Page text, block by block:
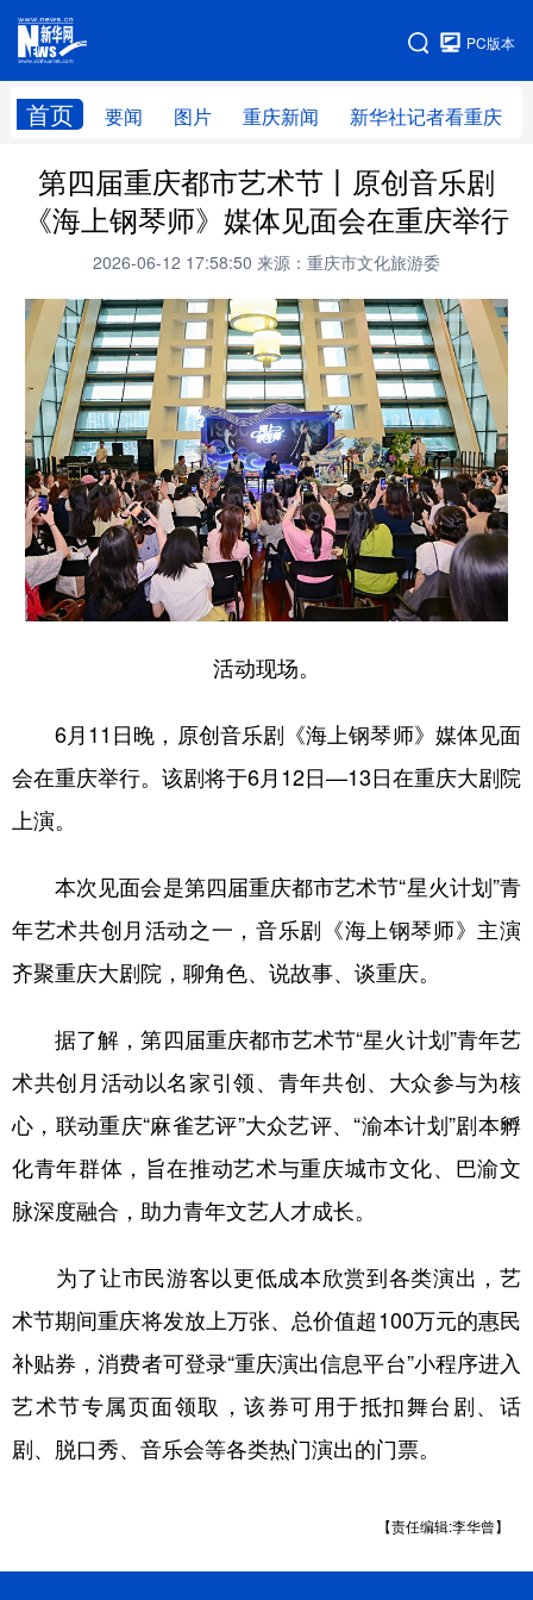
PC版本
首页 要闻 图片 重庆新闻 新华社记者看重庆
网站地图
第四届重庆都市艺术节丨原创音乐剧
《海上钢琴师》媒体见面会在重庆举行
2026-06-12 17:58:50 来源：重庆市文化旅游委
活动现场。
6月11日晚，原创音乐剧《海上钢琴师》媒体见面
会在重庆举行。该剧将于6月12日—13日在重庆大剧院
上演。
本次见面会是第四届重庆都市艺术节“星火计划”青
年艺术共创月活动之一，音乐剧《海上钢琴师》主演
齐聚重庆大剧院，聊角色、说故事、谈重庆。
据了解，第四届重庆都市艺术节“星火计划”青年艺
术共创月活动以名家引领、青年共创、大众参与为核
心，联动重庆“麻雀艺评”大众艺评、“渝本计划”剧本孵
化青年群体，旨在推动艺术与重庆城市文化、巴渝文
脉深度融合，助力青年文艺人才成长。
为了让市民游客以更低成本欣赏到各类演出，艺
术节期间重庆将发放上万张、总价值超100万元的惠民
补贴券，消费者可登录“重庆演出信息平台”小程序进入
艺术节专属页面领取，该券可用于抵扣舞台剧、话
剧、脱口秀、音乐会等各类热门演出的门票。
【责任编辑:李华曾】